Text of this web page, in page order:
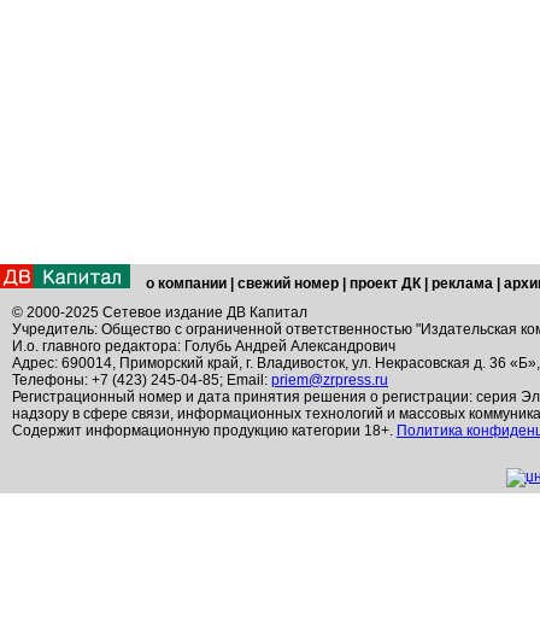
о компании свежий номер проект ДК реклама
© 2000-2025 Сетевое издание ДВ Капитал
Учредитель: Общество с ограниченной ответственностью "Издательская
И.о. главного редактора: Голубь Андрей Александрович
Адрес: 690014, Приморский край, г. Владивосток, ул. Некрасовская д. 36
Телефоны: +7 (423) 245-04-85; Email: priem@zrpress.ru
Регистрационный номер и дата принятия решения о регистрации: серия
надзору в сфере связи, информационных технологий и массовых
Содержит информационную продукцию категории 18+. Политика